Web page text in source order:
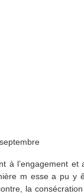
à l’engagement et
m esse a pu y
la